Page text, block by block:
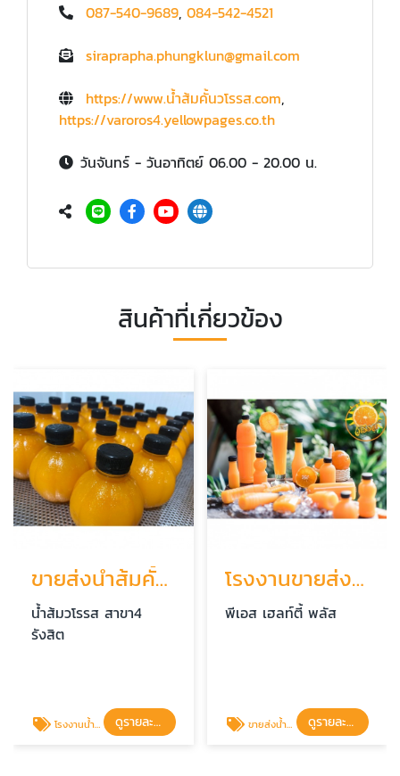
087-540-9689, 084-542-4521
siraprapha.phungklun@gmail.com
https://www.น้ำส้มคั้นวโรรส.com,
https://varoros4.yellowpages.co.th
วันจันทร์ - วันอาทิตย์ 06.00 - 20.00 น.
สินค้าที่เกี่ยวข้อง
ขายส่งน้ำส้มคั้นสด ปทุมธานี
น้ำส้มวโรรส สาขา4
รังสิต
โรงงานน้ำส้มคั้นสดพร้อมส่ง ดูรายละเอียด
โรงงานขายส่งน้ำส้มคั้น ปทุมธานี
พีเอส เฮลท์ตี้ พลัส
ขายส่งน้ำส้มคั้นสด ราคาถูกจากโรงงาน ดูรายละเอียด